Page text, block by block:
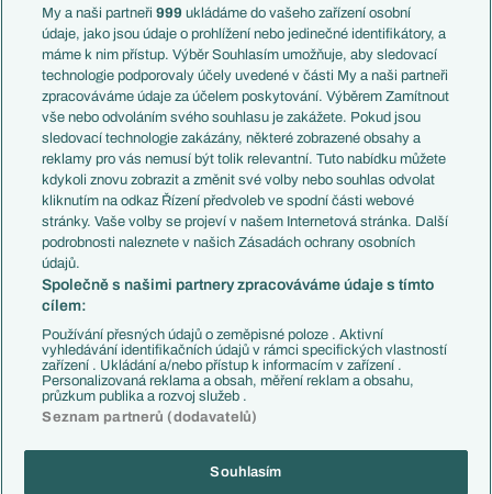
Témata
Představení týmů MS
EuroSkauting
PL v kostce
Evropské koeficienty
Přestupy
Přestupové spekulace
Zranění
Kluby
Arsenal FC
Chelsea FC
Manchester United
AC Milán
Juventus FC
Bayern Mnichov
FC Barcelona
Real Madrid
Francie
Itálie
Německo
Španělsko
Argentina
Brazílie
Přestupy
Zápasy
Livescore
Tipovací soutěž
My a naši partneři999 ukládáme do vašeho zařízení osobní
údaje, jako jsou údaje o prohlížení nebo jedinečné identifikátory, a
máme k nim přístup. Výběr Souhlasím umožňuje, aby sledovací
technologie podporovaly účely uvedené v části My a naši partneři
zpracováváme údaje za účelem poskytování. Výběrem Zamítnout
vše nebo odvoláním svého souhlasu je zakážete. Pokud jsou
sledovací technologie zakázány, některé zobrazené obsahy a
reklamy pro vás nemusí být tolik relevantní. Tuto nabídku můžete
kdykoli znovu zobrazit a změnit své volby nebo souhlas odvolat
kliknutím na odkaz Řízení předvoleb ve spodní části webové
stránky. Vaše volby se projeví v našem Internetová stránka. Další
podrobnosti naleznete v našich Zásadách ochrany osobních
údajů.
Společně s našimi partnery zpracováváme údaje s tímto
cílem:
Používání přesných údajů o zeměpisné poloze . Aktivní
vyhledávání identifikačních údajů v rámci specifických vlastností
zařízení . Ukládání a/nebo přístup k informacím v zařízení .
Personalizovaná reklama a obsah, měření reklam a obsahu,
průzkum publika a rozvoj služeb .
Seznam partnerů (dodavatelů)
Souhlasím